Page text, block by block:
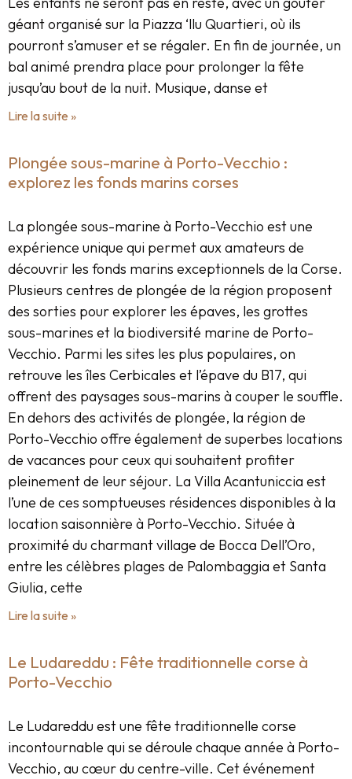
géant organisé sur la Piazza ‘llu Quartieri, où ils
pourront s’amuser et se régaler. En fin de journée, un
bal animé prendra place pour prolonger la fête
jusqu’au bout de la nuit. Musique, danse et
Lire la suite »
Plongée sous-marine à Porto-Vecchio :
explorez les fonds marins corses
La plongée sous-marine à Porto-Vecchio est une
expérience unique qui permet aux amateurs de
découvrir les fonds marins exceptionnels de la Corse.
Plusieurs centres de plongée de la région proposent
des sorties pour explorer les épaves, les grottes
sous-marines et la biodiversité marine de Porto-
Vecchio. Parmi les sites les plus populaires, on
retrouve les îles Cerbicales et l’épave du B17, qui
offrent des paysages sous-marins à couper le souffle.
En dehors des activités de plongée, la région de
Porto-Vecchio offre également de superbes locations
de vacances pour ceux qui souhaitent profiter
pleinement de leur séjour. La Villa Acantuniccia est
l’une de ces somptueuses résidences disponibles à la
location saisonnière à Porto-Vecchio. Située à
proximité du charmant village de Bocca Dell’Oro,
entre les célèbres plages de Palombaggia et Santa
Giulia, cette
Lire la suite »
Le Ludareddu : Fête traditionnelle corse à
Porto-Vecchio
Le Ludareddu est une fête traditionnelle corse
incontournable qui se déroule chaque année à Porto-
Vecchio, au cœur du centre-ville. Cet événement